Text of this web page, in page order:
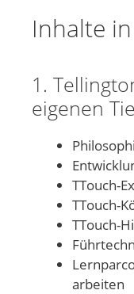
Inhalte
1.
eigenen
TTouch-
TTouch-
TTouch-
arbeiten